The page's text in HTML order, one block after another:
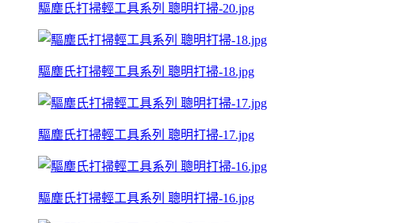
驅塵氏打掃輕工具系列 聰明打掃-20.jpg
驅塵氏打掃輕工具系列 聰明打掃-18.jpg
驅塵氏打掃輕工具系列 聰明打掃-17.jpg
驅塵氏打掃輕工具系列 聰明打掃-16.jpg